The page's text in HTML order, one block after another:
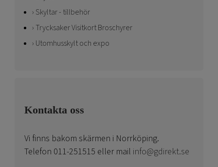
Skyltar - tillbehör
Trycksaker Visitkort Broschyrer
Utomhusskylt och expo
Kontakta oss
Vi finns bakom skärmen i Norrköping.
Telefon 011-251515 eller mail info@gdirekt.se